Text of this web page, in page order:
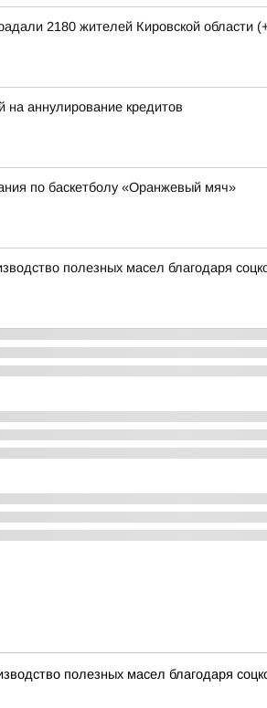
2180 жителей Кировской области
аннулирование кредитов
по баскетболу «Оранжевый мяч»
полезных масел благодаря
полезных масел благодаря